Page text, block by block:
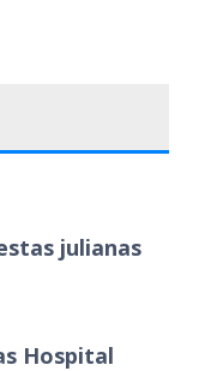
julianas
Hospital